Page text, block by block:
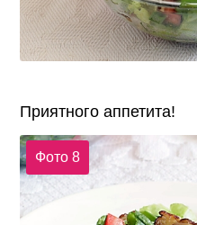
Приятного аппетита!
Фото 8